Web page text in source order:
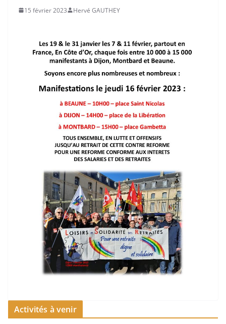
15 février 2023 Hervé GAUTHEY
Activités à venir